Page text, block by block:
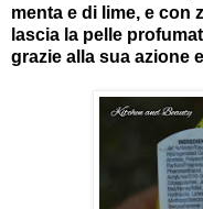
menta e di lime, e con
lascia la pelle
grazie alla sua azione